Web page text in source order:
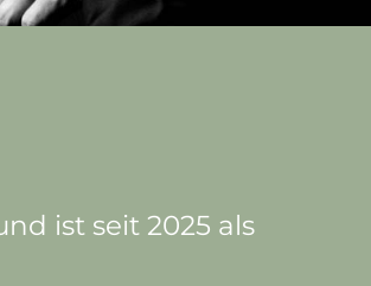
ist seit 2025 als